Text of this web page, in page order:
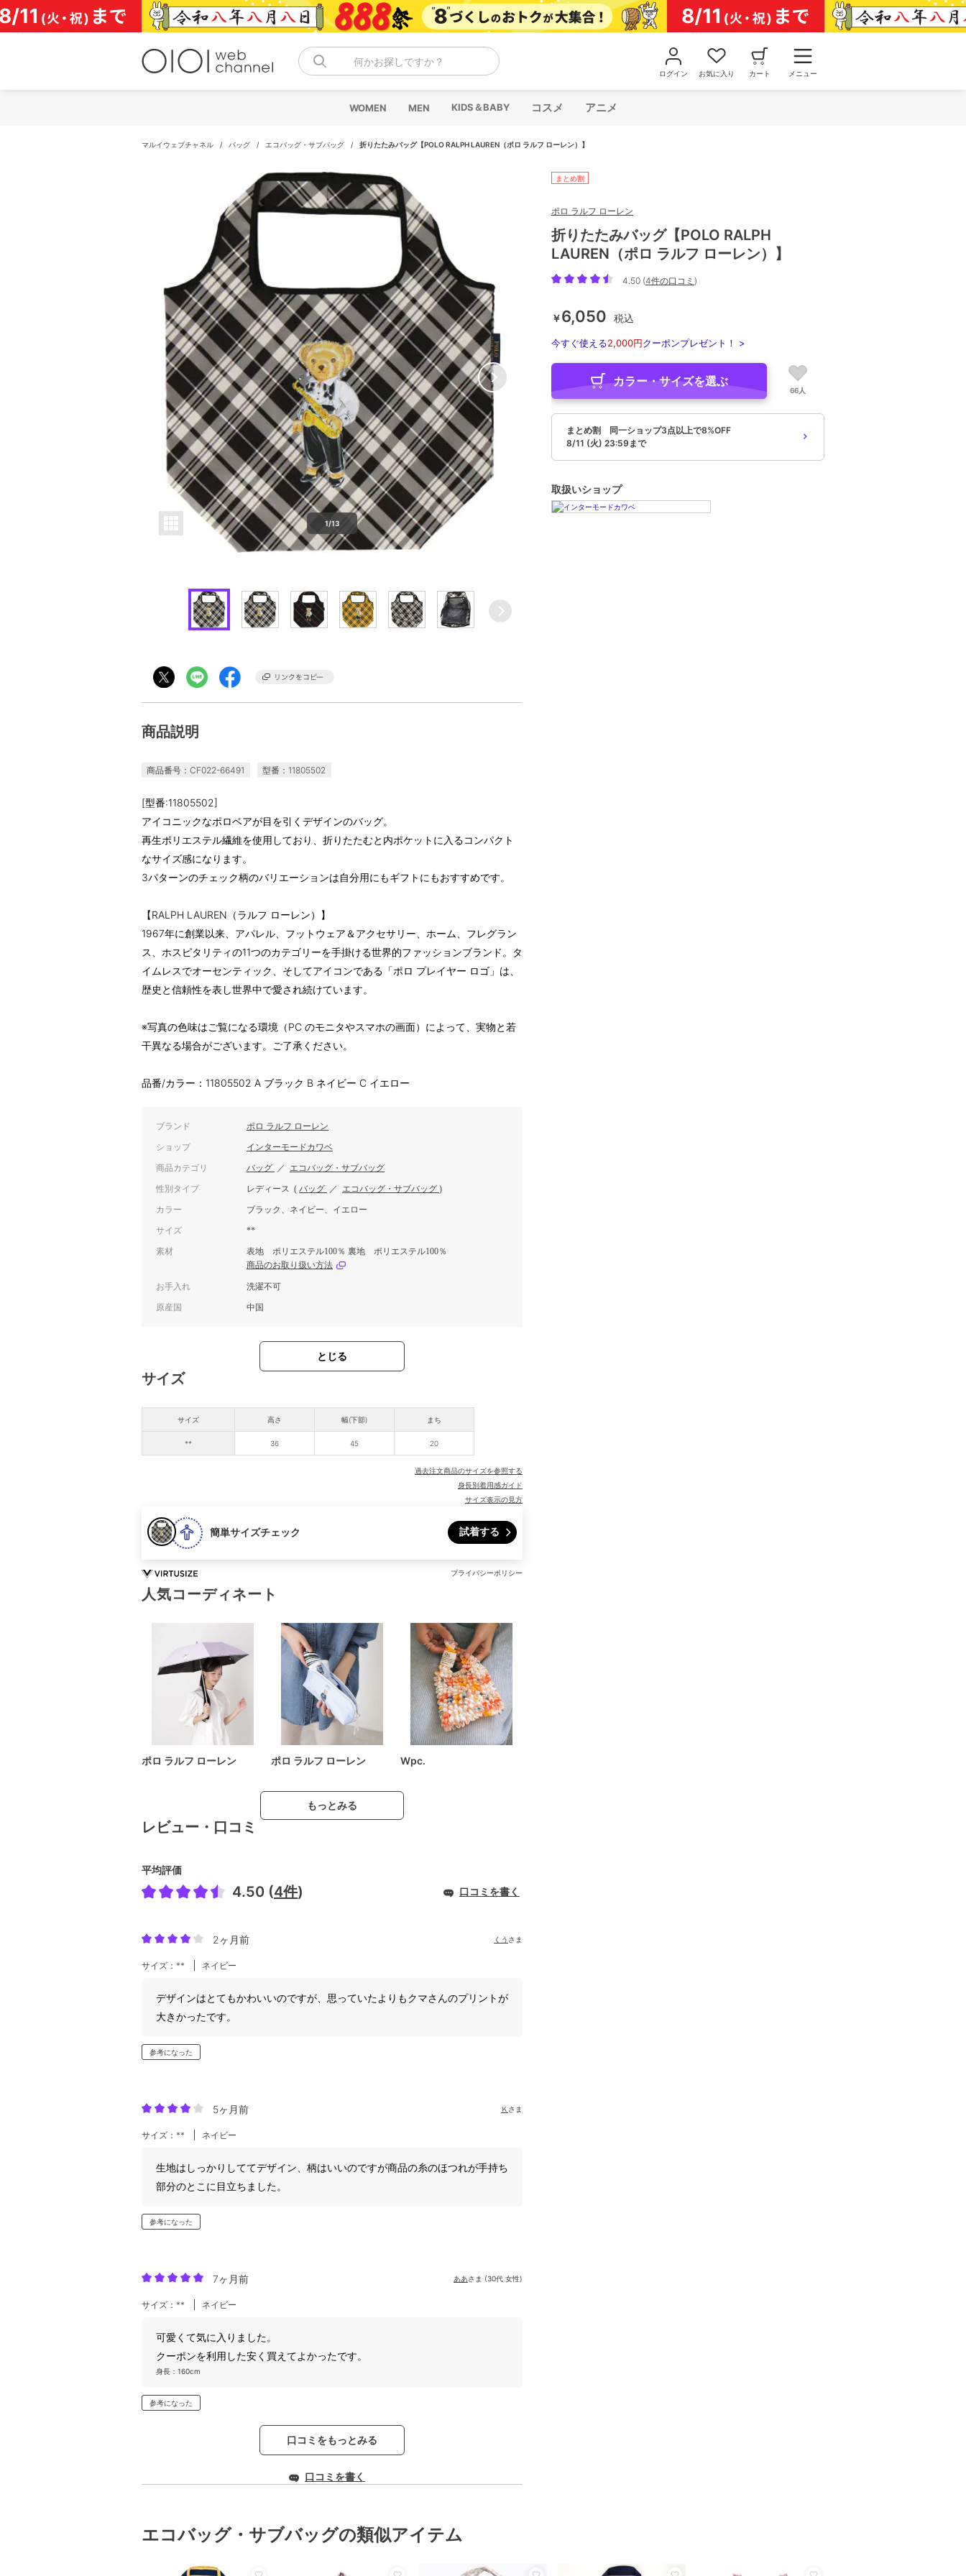
コ
ン
テ
何かお探しですか？
ログイン お気に入り カート メニュー
WOMEN MEN KIDS＆BABY コスメ アニメ
マルイウェブチャネル / バッグ / エコバッグ・サブバッグ / 折りたたみバッグ【POLO RALPH LAUREN（ポロ ラルフ ローレン）】
1/13
商品説明
商品番号：CF022-66491 型番：11805502
[型番:11805502]
アイコニックなポロベアが目を引くデザインのバッグ。
再生ポリエステル繊維を使用しており、折りたたむと内ポケットに入るコンパクト
なサイズ感になります。
3パターンのチェック柄のバリエーションは自分用にもギフトにもおすすめです。
【RALPH LAUREN（ラルフ ローレン）】
1967年に創業以来、アパレル、フットウェア＆アクセサリー、ホーム、フレグラン
ス、ホスピタリティの11つのカテゴリーを手掛ける世界的ファッションブランド。タ
イムレスでオーセンティック、そしてアイコンである「ポロ プレイヤー ロゴ」は、
歴史と信頼性を表し世界中で愛され続けています。
※写真の色味はご覧になる環境（PC のモニタやスマホの画面）によって、実物と若
干異なる場合がございます。ご了承ください。
品番/カラー：11805502 A ブラック B ネイビー C イエロー
ブランド ポロ ラルフ ローレン
ショップ インターモードカワベ
商品カテゴリ バッグ ／ エコバッグ・サブバッグ
性別タイプ レディース ( バッグ ／ エコバッグ・サブバッグ )
カラー ブラック、ネイビー、イエロー
サイズ **
素材
表地 ポリエステル100％ 裏地 ポリエステル100％
商品のお取り扱い方法
お手入れ 洗濯不可
原産国 中国
とじる
サイズ
サイズ
**
高さ 幅(下部) まち
36 45 20
過去注文商品のサイズを参照する
身長別着用感ガイド
サイズ表示の見方
簡単サイズチェック 試着する
プライバシーポリシー
人気コーディネート
ポロ ラルフ ローレン ポロ ラルフ ローレン Wpc.
もっとみる
レビュー・口コミ
平均評価
4.50 (4件) 口コミを書く
2ヶ月前 くう さま
サイズ：** ネイビー
デザインはとてもかわいいのですが、思っていたよりもクマさんのプリントが
大きかったです。
参考になった
5ヶ月前 Ｋ さま
サイズ：** ネイビー
生地はしっかりしててデザイン、柄はいいのですが商品の糸のほつれが手持ち
部分のとこに目立ちました。
参考になった
7ヶ月前 ああさま (30代 女性)
サイズ：** ネイビー
可愛くて気に入りました。
クーポンを利用した安く買えてよかったです。
身長：160cm
参考になった
口コミをもっとみる
口コミを書く
まとめ割
ポロ ラルフ ローレン
折りたたみバッグ【POLO RALPH
LAUREN（ポロ ラルフ ローレン）】
4.50 (4件の口コミ )
￥6,050 税込
今すぐ使える2,000円クーポンプレゼント！ >
カラー・サイズを選ぶ
66人
まとめ割 同一ショップ3点以上で8%OFF
8/11 (火) 23:59まで
取扱いショップ
エコバッグ・サブバッグの類似アイテム